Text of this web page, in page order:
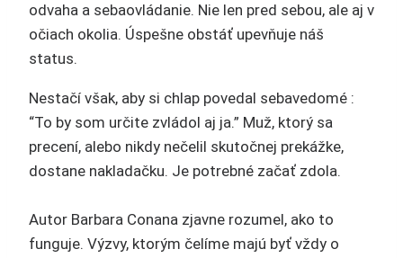
odvaha a sebaovládanie. Nie len pred sebou, ale aj v
očiach okolia. Úspešne obstáť upevňuje náš
status.
Nestačí však, aby si chlap povedal sebavedomé :
“To by som určite zvládol aj ja.” Muž, ktorý sa
precení, alebo nikdy nečelil skutočnej prekážke,
dostane nakladačku. Je potrebné začať zdola.
Autor Barbara Conana zjavne rozumel, ako to
funguje. Výzvy, ktorým čelíme majú byť vždy o